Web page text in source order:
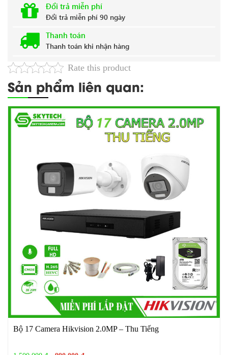
Đổi trả miễn phí
Đổi trả miễn phí 90 ngày
Thanh toán
Thanh toán khi nhận hàng
Rate this product
Sản phẩm liên quan:
Bộ 17 Camera Hikvision 2.0MP – Thu Tiếng